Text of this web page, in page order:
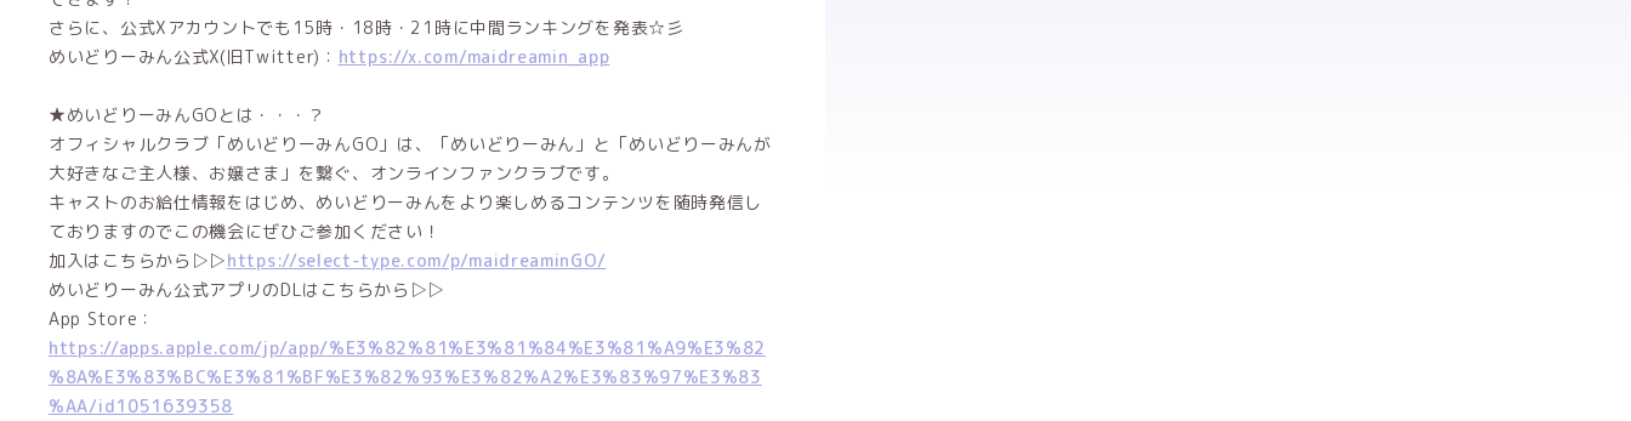
さらに、公式Xアカウントでも15時・18時・21時に中間ランキングを発表☆彡
めいどりーみん公式X(旧Twitter)： https://x.com/maidreamin_app
★めいどりーみんGOとは・・・？
オフィシャルクラブ「めいどりーみんGO」は、「めいどりーみん」と「めいどりーみんが
大好きなご主人様、お嬢さま」を繋ぐ、オンラインファンクラブです。
キャストのお給仕情報をはじめ、めいどりーみんをより楽しめるコンテンツを随時発信し
ておりますのでこの機会にぜひご参加ください！
加入はこちらから▷▷https://select-type.com/p/maidreaminGO/
めいどりーみん公式アプリのDLはこちらから▷▷
App Store：
https://apps.apple.com/jp/app/%E3%82%81%E3%81%84%E3%81%A9%E3%82
%8A%E3%83%BC%E3%81%BF%E3%82%93%E3%82%A2%E3%83%97%E3%83
%AA/id1051639358